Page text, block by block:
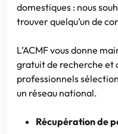
domestiques : nous
trouver quelqu’un de
L’ACMF vous donne
gratuit de recherche et
professionnels
un réseau national.
Récupération de